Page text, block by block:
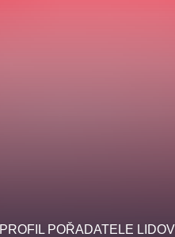
PROFIL POŘADATELE